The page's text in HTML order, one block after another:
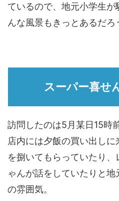
ているので、地元小学生
んな風景もきっとあるだろ
スーパー喜せ
訪問したのは5月某日15時
店内には夕飯の買い出し
を捌いてもらっていたり
ゃんが話をしていたりと
の雰囲気。